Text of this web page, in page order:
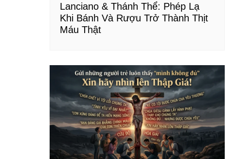
Lanciano & Thánh Thể: Phép Lạ
Khi Bánh Và Rượu Trở Thành Thịt
Máu Thật